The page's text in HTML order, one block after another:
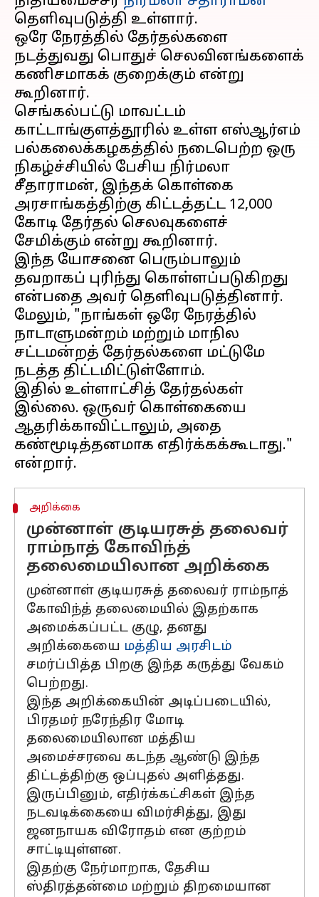
தெளிவுபடுத்தி உள்ளார்.
ஒரே நேரத்தில் தேர்தல்களை
நடத்துவது பொதுச் செலவினங்களைக்
கணிசமாகக் குறைக்கும் என்று
கூறினார்.
செங்கல்பட்டு மாவட்டம்
காட்டாங்குளத்தூரில் உள்ள எஸ்ஆர்எம்
பல்கலைக்கழகத்தில் நடைபெற்ற ஒரு
நிகழ்ச்சியில் பேசிய நிர்மலா
சீதாராமன், இந்தக் கொள்கை
அரசாங்கத்திற்கு கிட்டத்தட்ட ₹12,000
கோடி தேர்தல் செலவுகளைச்
சேமிக்கும் என்று கூறினார்.
இந்த யோசனை பெரும்பாலும்
தவறாகப் புரிந்து கொள்ளப்படுகிறது
என்பதை அவர் தெளிவுபடுத்தினார்.
மேலும், "நாங்கள் ஒரே நேரத்தில்
நாடாளுமன்றம் மற்றும் மாநில
சட்டமன்றத் தேர்தல்களை மட்டுமே
நடத்த திட்டமிட்டுள்ளோம்.
இதில் உள்ளாட்சித் தேர்தல்கள்
இல்லை. ஒருவர் கொள்கையை
ஆதரிக்காவிட்டாலும், அதை
கண்மூடித்தனமாக எதிர்க்கக்கூடாது."
அறிக்கை
முன்னாள் குடியரசுத் தலைவர்
ராம்நாத் கோவிந்த்
தலைமையிலான அறிக்கை
முன்னாள் குடியரசுத் தலைவர் ராம்நாத்
கோவிந்த் தலைமையில் இதற்காக
அமைக்கப்பட்ட குழு, தனது
அறிக்கையை மத்திய அரசிடம்
சமர்ப்பித்த பிறகு இந்த கருத்து வேகம்
பெற்றது.
இந்த அறிக்கையின் அடிப்படையில்,
பிரதமர் நரேந்திர மோடி
தலைமையிலான மத்திய
அமைச்சரவை கடந்த ஆண்டு இந்த
திட்டத்திற்கு ஒப்புதல் அளித்தது.
இருப்பினும், எதிர்க்கட்சிகள் இந்த
நடவடிக்கையை விமர்சித்து, இது
ஜனநாயக விரோதம் என குற்றம்
சாட்டியுள்ளன.
இதற்கு நேர்மாறாக, தேசிய
ஸ்திரத்தன்மை மற்றும் திறமையான